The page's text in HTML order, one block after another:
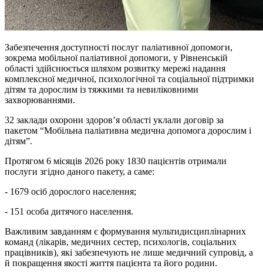
Забезпечення доступності послуг паліативної допомоги,
зокрема мобільної паліативної допомоги, у Рівненській
області здійснюється шляхом розвитку мережі надання
комплексної медичної, психологічної та соціальної підтримки
дітям та дорослим із тяжкими та невиліковними
захворюваннями.
32 заклади охорони здоров’я області уклали договір за
пакетом “Мобільна паліативна медична допомога дорослим і
дітям”.
Протягом 6 місяців 2026 року 1830 пацієнтів отримали
послуги згідно даного пакету, а саме:
- 1679 осіб дорослого населення;
- 151 особа дитячого населення.
Важливим завданням є формування мультидисциплінарних
команд (лікарів, медичних сестер, психологів, соціальних
працівників), які забезпечують не лише медичний супровід, а
й покращення якості життя пацієнта та його родини.